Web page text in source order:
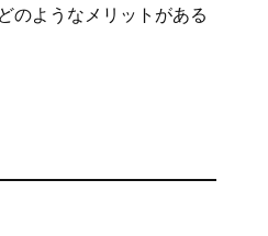
のようなメリットがある